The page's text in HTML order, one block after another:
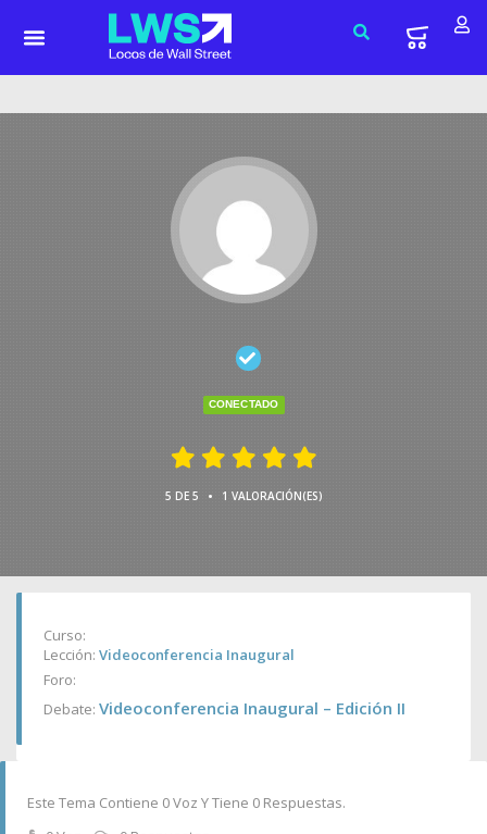
CONECTADO
5 DE 5 • 1 VALORACIÓN(ES)
Curso:
Lección: Videoconferencia Inaugural
Foro:
Debate: Videoconferencia Inaugural – Edición II
Este Tema Contiene 0 Voz Y Tiene 0 Respuestas.